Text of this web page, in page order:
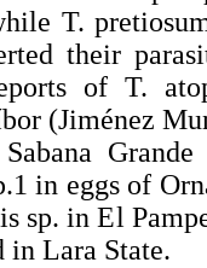
T.
their
of T.
(Jiménez
in eggs of
sp. in El
in Lara State.